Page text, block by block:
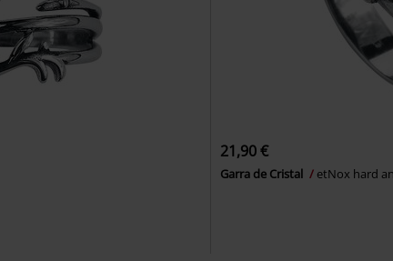
21,90 €
Garra de Cristal etNox hard